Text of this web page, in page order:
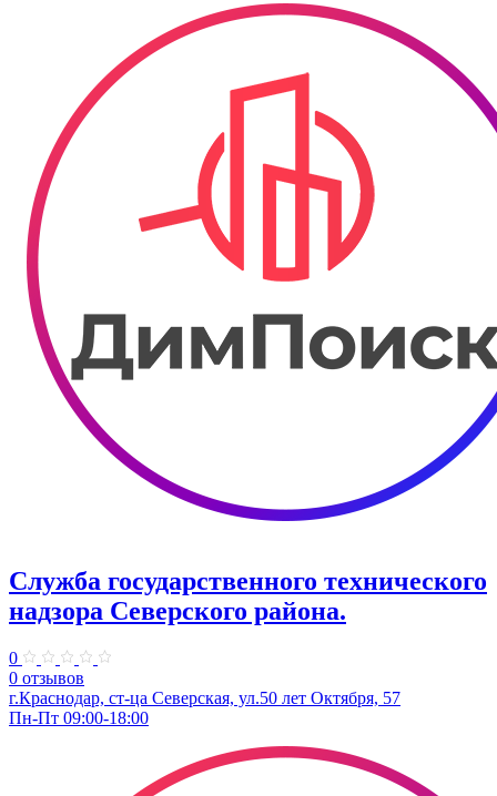
Служба государственного технического
надзора Северского района.
0
0 отзывов
г.Краснодар, ст-ца Северская, ул.50 лет Октября, 57
Пн-Пт 09:00-18:00